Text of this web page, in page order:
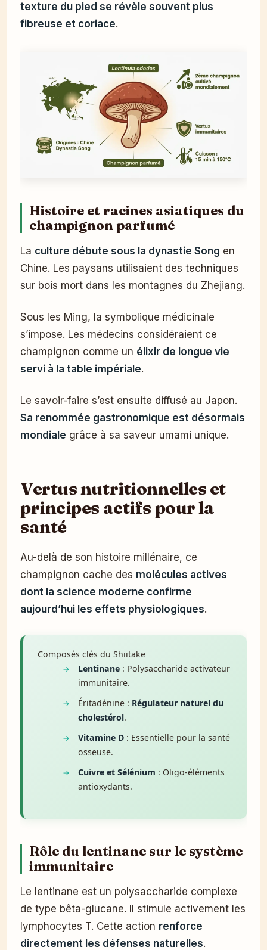
texture du pied se révèle souvent plus
fibreuse et coriace.
Histoire et racines asiatiques du
champignon parfumé
La culture débute sous la dynastie Song en
Chine. Les paysans utilisaient des techniques
sur bois mort dans les montagnes du Zhejiang.
Sous les Ming, la symbolique médicinale
s’impose. Les médecins considéraient ce
champignon comme un élixir de longue vie
servi à la table impériale.
Le savoir-faire s’est ensuite diffusé au Japon.
Sa renommée gastronomique est désormais
mondiale grâce à sa saveur umami unique.
Vertus nutritionnelles et
principes actifs pour la
santé
Au-delà de son histoire millénaire, ce
champignon cache des molécules actives
dont la science moderne confirme
aujourd’hui les effets physiologiques.
Composés clés du Shiitake
Lentinane : Polysaccharide activateur
immunitaire.
Éritadénine : Régulateur naturel du
cholestérol.
Vitamine D : Essentielle pour la santé
osseuse.
Cuivre et Sélénium : Oligo-éléments
antioxydants.
Rôle du lentinane sur le système
immunitaire
Le lentinane est un polysaccharide complexe
de type bêta-glucane. Il stimule activement les
lymphocytes T. Cette action renforce
directement les défenses naturelles.